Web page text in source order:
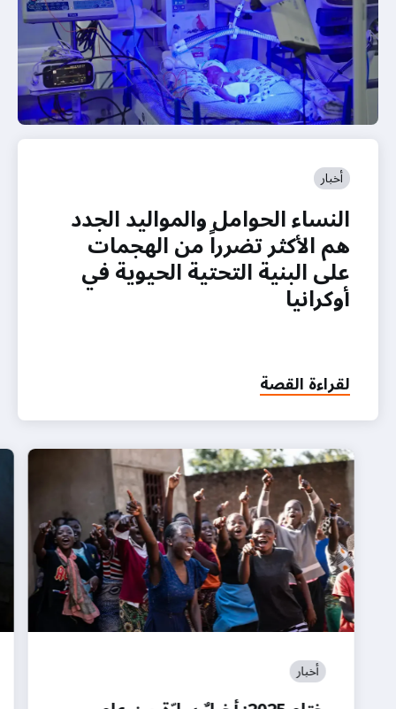
أخبار
النساء الحوامل والمواليد الجدد
هم الأكثر تضرراً من الهجمات
على البنية التحتية الحيوية في
أوكرانيا
لقراءة القصة
أخبار